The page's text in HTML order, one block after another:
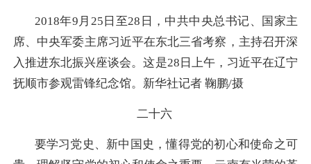
2018年9月25日至28日，中共中央总书记、国家主
席、中央军委主席习近平在东北三省考察，主持召开深
入推进东北振兴座谈会。这是28日上午，习近平在辽宁
抚顺市参观雷锋纪念馆。新华社记者 鞠鹏/摄
二十六
要学习党史、新中国史，懂得党的初心和使命之可